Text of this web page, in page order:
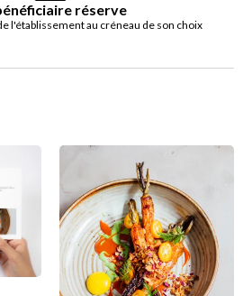
réserve
l'établissement au créneau de son choix